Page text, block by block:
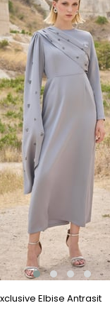
Elbise Antrasit